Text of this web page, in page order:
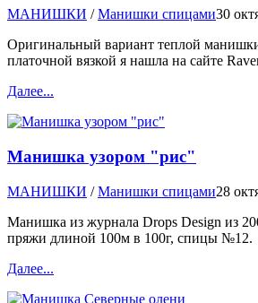
МАНИШКИ /Манишки спицами30
Оригинальный вариант теплой
платочной вязкой я нашла на сайте
Далее...
Манишка узором "рис"
МАНИШКИ /Манишки спицами28
Манишка из журнала Drops Design из
пряжи длиной 100м в 100г, спицы №12.
Далее...